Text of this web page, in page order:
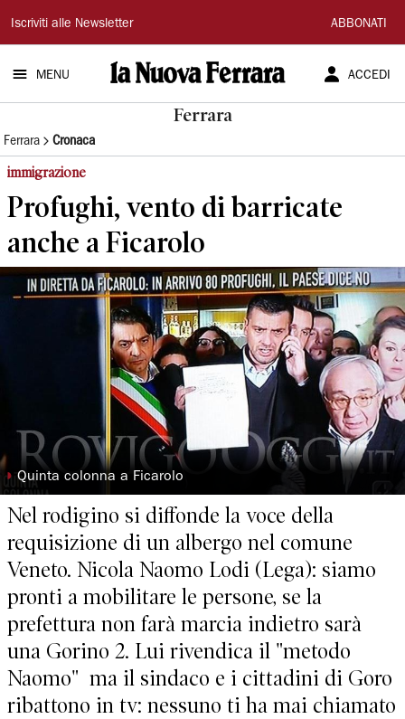
La
Nuova
Ferrara
Iscriviti alle Newsletter ABBONATI
MENU ACCEDI
Ferrara
Ferrara Cronaca
immigrazione
Profughi, vento di barricate
anche a Ficarolo
◗ Quinta colonna a Ficarolo
Nel rodigino si diffonde la voce della
requisizione di un albergo nel comune
Veneto. Nicola Naomo Lodi (Lega): siamo
pronti a mobilitare le persone, se la
prefettura non farà marcia indietro sarà
una Gorino 2. Lui rivendica il "metodo
Naomo" ma il sindaco e i cittadini di Goro
ribattono in tv: nessuno ti ha mai chiamato